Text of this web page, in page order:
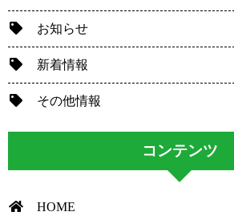
お知らせ
新着情報
その他情報
コンテンツ
HOME